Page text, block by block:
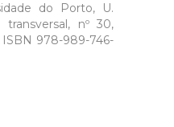
do Porto, U.
nº 30,
ISBN 978-989-746-